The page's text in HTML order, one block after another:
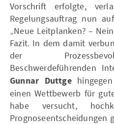
Vorschrift erfolgte,
Regelungsauftrag nun
„Neue Leitplanken? –
Fazit. In dem damit
der
Beschwerdeführenden
Gunnar Duttge
einen Wettbewerb für
habe versucht,
Prognoseentscheidungen